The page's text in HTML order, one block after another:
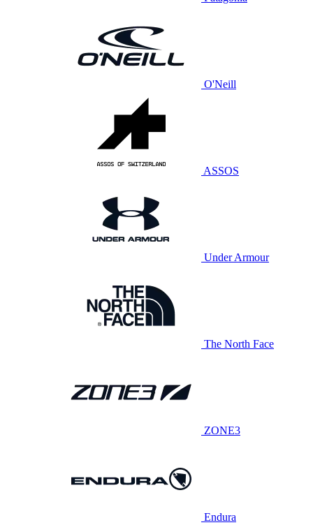
O'Neill
ASSOS
Under Armour
The North Face
ZONE3
Endura